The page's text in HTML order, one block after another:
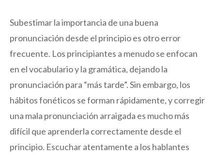
Subestimar la importancia de una buena
pronunciación desde el principio es otro error
frecuente. Los principiantes a menudo se enfocan
en el vocabulario y la gramática, dejando la
pronunciación para “más tarde”. Sin embargo, los
hábitos fonéticos se forman rápidamente, y corregir
una mala pronunciación arraigada es mucho más
difícil que aprenderla correctamente desde el
principio. Escuchar atentamente a los hablantes